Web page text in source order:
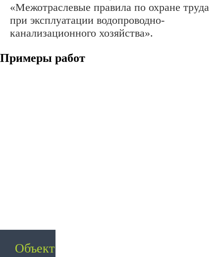
«Межотраслевые правила по охране труда
при эксплуатации водопроводно-
канализационного хозяйства».
Примеры работ
Объект